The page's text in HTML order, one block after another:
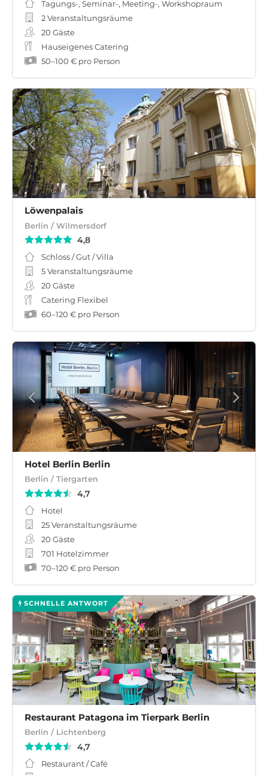
Tagungs-, Seminar-, Meeting-, Workshopraum
2 Veranstaltungsräume
20 Gäste
Hauseigenes Catering
50–100 € pro Person
Löwenpalais
Berlin / Wilmersdorf
4,8
Schloss / Gut / Villa
5 Veranstaltungsräume
20 Gäste
Catering Flexibel
60–120 € pro Person
Hotel Berlin Berlin
Berlin / Tiergarten
4,7
Hotel
25 Veranstaltungsräume
20 Gäste
701 Hotelzimmer
70–120 € pro Person
SCHNELLE ANTWORT
Restaurant Patagona im Tierpark Berlin
Berlin / Lichtenberg
4,7
Restaurant / Café